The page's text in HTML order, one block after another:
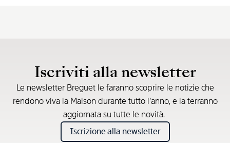
Iscriviti alla newsletter
Le newsletter Breguet le faranno scoprire le notizie che
rendono viva la Maison durante tutto l’anno, e la terranno
aggiornata su tutte le novità.
Iscrizione alla newsletter